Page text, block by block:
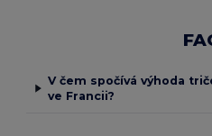
V čem spočívá výhoda
ve Francii?